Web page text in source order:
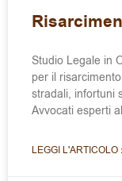
Studio Legale in
per il
stradali, infortuni
Avvocati esperti
LEGGI L'ARTICOLO